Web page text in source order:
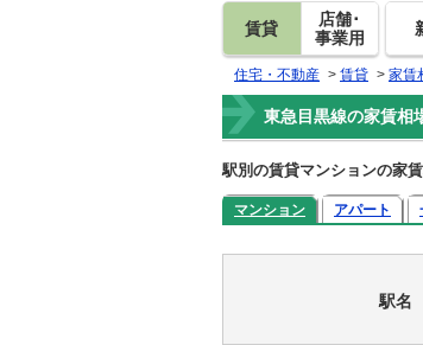
賃貸
店舗･
事業用
住宅・不動産 > 賃貸 > 家賃
東急目黒線の家賃相
駅別の賃貸マンションの家
マンション アパート
駅名